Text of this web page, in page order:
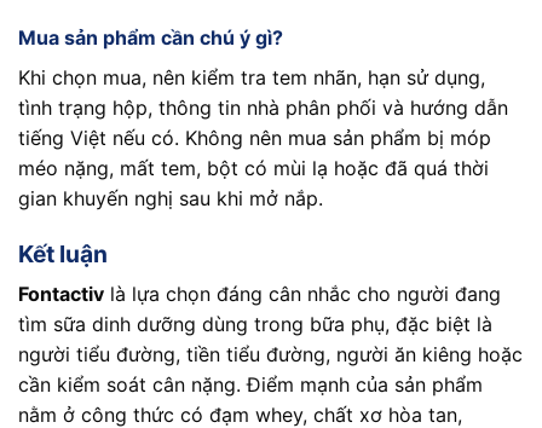
Mua sản phẩm cần chú ý gì?
Khi chọn mua, nên kiểm tra tem nhãn, hạn sử dụng,
tình trạng hộp, thông tin nhà phân phối và hướng dẫn
tiếng Việt nếu có. Không nên mua sản phẩm bị móp
méo nặng, mất tem, bột có mùi lạ hoặc đã quá thời
gian khuyến nghị sau khi mở nắp.
Kết luận
Fontactiv là lựa chọn đáng cân nhắc cho người đang
tìm sữa dinh dưỡng dùng trong bữa phụ, đặc biệt là
người tiểu đường, tiền tiểu đường, người ăn kiêng hoặc
cần kiểm soát cân nặng. Điểm mạnh của sản phẩm
nằm ở công thức có đạm whey, chất xơ hòa tan,